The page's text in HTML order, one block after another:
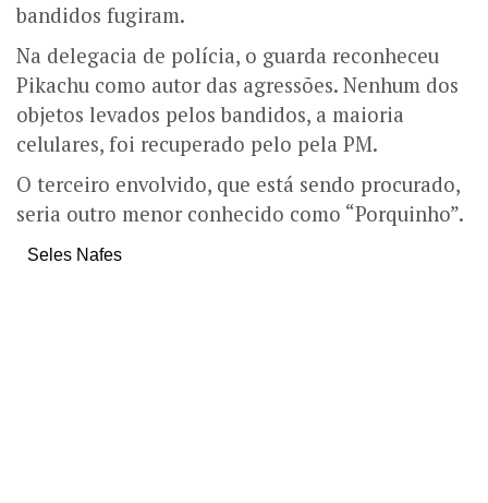
bandidos fugiram.
Na delegacia de polícia, o guarda reconheceu
Pikachu como autor das agressões. Nenhum dos
objetos levados pelos bandidos, a maioria
celulares, foi recuperado pelo pela PM.
O terceiro envolvido, que está sendo procurado,
seria outro menor conhecido como “Porquinho”.
Seles Nafes